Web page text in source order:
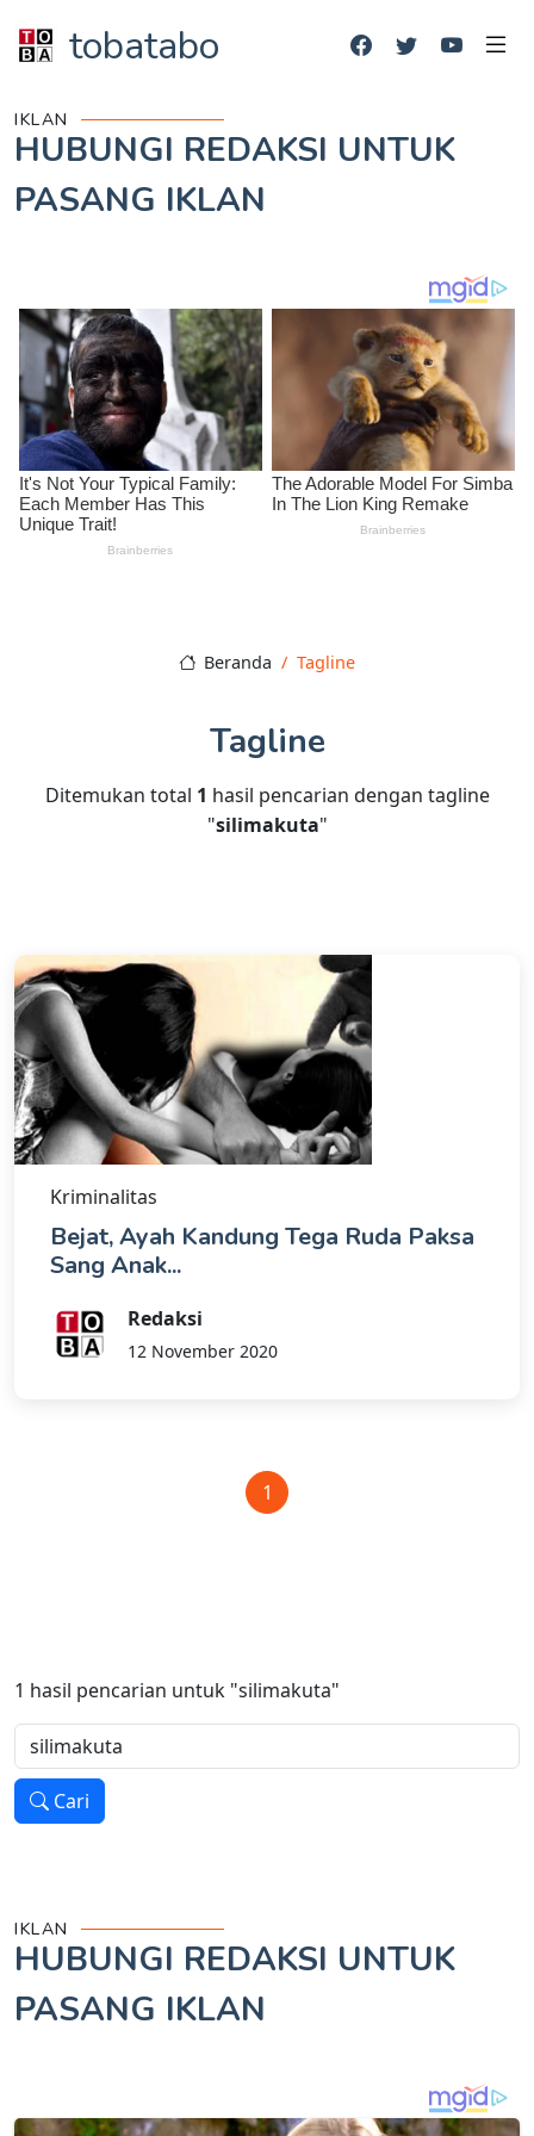
tobatabo
IKLAN
HUBUNGI REDAKSI UNTUK
PASANG IKLAN
Beranda Tagline
Tagline
Ditemukan total 1 hasil pencarian dengan tagline
"silimakuta"
Kriminalitas
Bejat, Ayah Kandung Tega Ruda Paksa
Sang Anak...
Redaksi
12 November 2020
1
1 hasil pencarian untuk "silimakuta"
Cari
IKLAN
HUBUNGI REDAKSI UNTUK
PASANG IKLAN